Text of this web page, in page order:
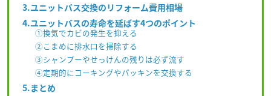
3.ユニットバス交換のリフォーム費用相場
4.ユニットバスの寿命を延ばす4つのポイント
①換気でカビの発生を抑える
②こまめに排水口を掃除する
③シャンプーやせっけんの残りは必ず流す
④定期的にコーキングやパッキンを交換する
5.まとめ